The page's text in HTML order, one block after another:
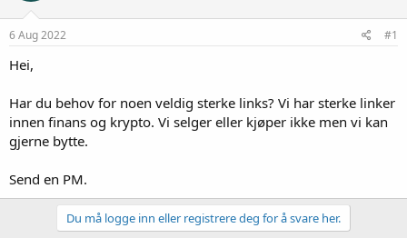
6 Aug 2022 #1
Hei,
Har du behov for noen veldig sterke links? Vi har sterke linker
innen finans og krypto. Vi selger eller kjøper ikke men vi kan
gjerne bytte.
Send en PM.
Du må logge inn eller registrere deg for å svare her.